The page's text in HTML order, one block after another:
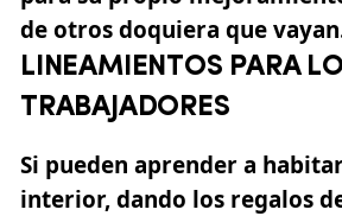
de otros doquiera que
LINEAMIENTOS PARA
TRABAJADORES
Si pueden aprender a
interior, dando los regalos